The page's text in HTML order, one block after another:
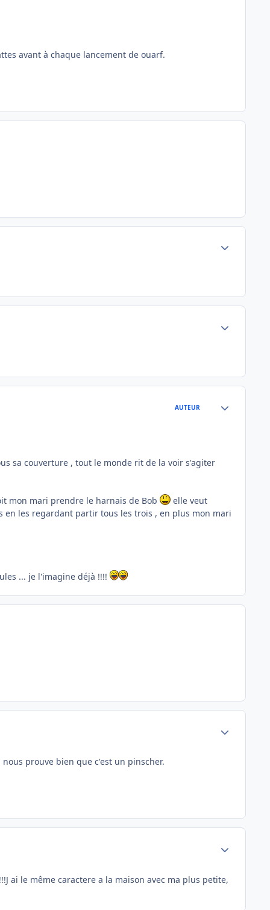
avant à chaque lancement de ouarf.
AUTEUR
sa couverture , tout le monde rit de la voir s'agiter
mon mari prendre le harnais de Bob
elle veut
les regardant partir tous les trois , en plus mon mari
... je l'imagine déjà !!!!
prouve bien que c'est un pinscher.
ai le même caractere a la maison avec ma plus petite,